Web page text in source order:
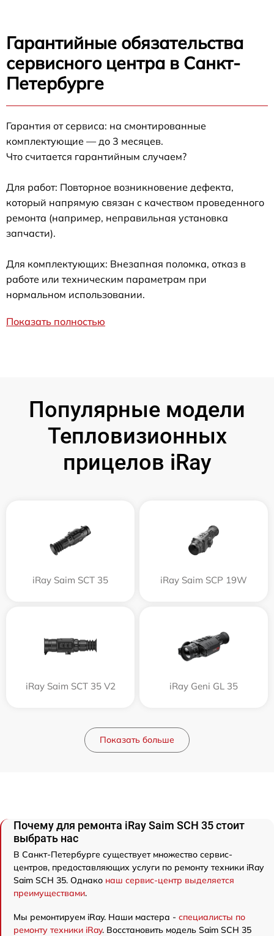
Гарантийные обязательства
сервисного центра в Санкт-
Петербурге
Гарантия от сервиса: на смонтированные
комплектующие — до 3 месяцев.
Что считается гарантийным случаем?
Для работ: Повторное возникновение дефекта,
который напрямую связан с качеством проведенного
ремонта (например, неправильная установка
запчасти).
Для комплектующих: Внезапная поломка, отказ в
работе или техническим параметрам при
нормальном использовании.
Показать полностью
Популярные модели
Тепловизионных
прицелов iRay
iRay Saim SCT 35 iRay Saim SCP 19W
iRay Saim SCT 35 V2 iRay Geni GL 35
Показать больше
Почему для ремонта iRay Saim SCH 35 стоит
выбрать нас
В Санкт-Петербурге существует множество сервис-
центров, предоставляющих услуги по ремонту техники iRay
Saim SCH 35. Однако наш сервис-центр выделяется
преимуществами.
Мы ремонтируем iRay. Наши мастера - специалисты по
ремонту техники iRay. Восстановить модель Saim SCH 35